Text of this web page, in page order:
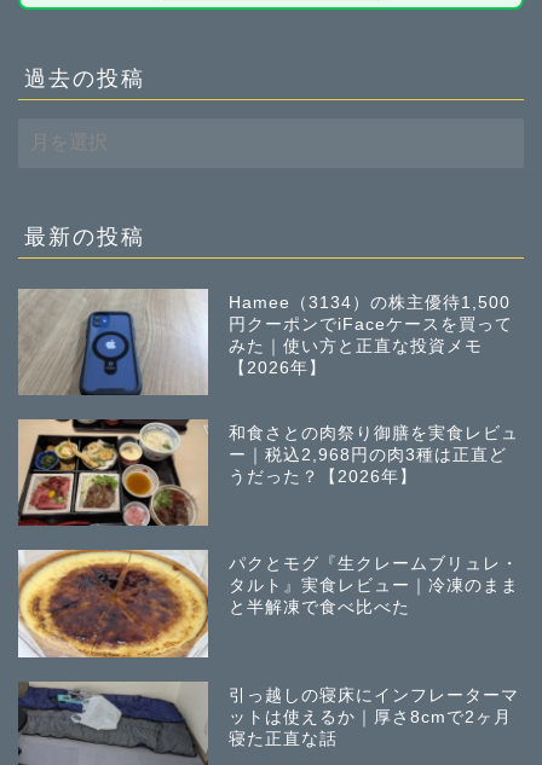
過去の投稿
去
稿
最新の投稿
Hamee（3134）の株主優待1,500
円クーポンでiFaceケースを買って
みた｜使い方と正直な投資メモ
【2026年】
和食さとの肉祭り御膳を実食レビュ
ー｜税込2,968円の肉3種は正直ど
うだった？【2026年】
パクとモグ『生クレームブリュレ・
タルト』実食レビュー｜冷凍のまま
と半解凍で食べ比べた
引っ越しの寝床にインフレーターマ
ットは使えるか｜厚さ8cmで2ヶ月
寝た正直な話